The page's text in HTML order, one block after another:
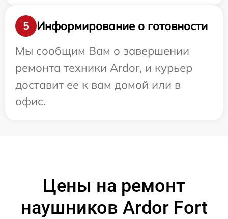
5
Информирование о готовности
Мы сообщим Вам о завершении
ремонта техники Ardor, и курьер
доставит ее к вам домой или в
офис.
Цены на ремонт
наушников Ardor Fort